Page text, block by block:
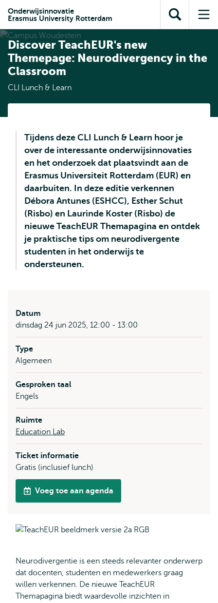
inhoud
Direct naar
subnavigatie
Onderwijsinnovatie
Erasmus University Rotterdam
Toon
zoekveld
Discover TeachEUR's new
Themepage: Neurodivergency in the
Classroom
CLI Lunch & Learn
Tijdens deze CLI Lunch & Learn hoor je
over de interessante onderwijsinnovaties
en het onderzoek dat plaatsvindt aan de
Erasmus Universiteit Rotterdam (EUR) en
daarbuiten. In deze editie verkennen
Débora Antunes (ESHCC), Esther Schut
(Risbo) en Laurinde Koster (Risbo) de
nieuwe TeachEUR Themapagina en ontdek
je praktische tips om neurodivergente
studenten in het onderwijs te
ondersteunen.
Datum
dinsdag 24 jun 2025, 12:00 - 13:00
Type
Algemeen
Gesproken taal
Engels
Ruimte
Education Lab
Ticket informatie
Gratis (inclusief lunch)
Voeg toe aan agenda
Neurodivergentie is een steeds relevanter onderwerp
dat docenten, studenten en medewerkers graag
willen verkennen. De nieuwe TeachEUR
Themapagina biedt waardevolle inzichten in